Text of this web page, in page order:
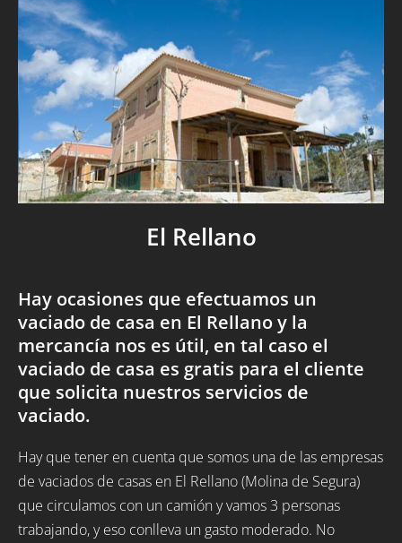
El Rellano
Hay ocasiones que efectuamos un
vaciado de casa en El Rellano y la
mercancía nos es útil, en tal caso el
vaciado de casa es gratis para el cliente
que solicita nuestros servicios de
vaciado.
Hay que tener en cuenta que somos una de las empresas
de vaciados de casas en El Rellano (Molina de Segura)
que circulamos con un camión y vamos 3 personas
trabajando, y eso conlleva un gasto moderado. No